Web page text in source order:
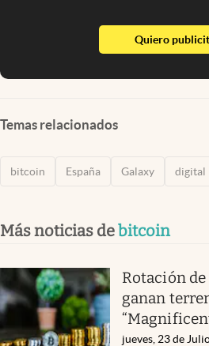
Quiero
Temas relacionados
bitcoin España Galaxy digital
Más noticias debitcoin
Rotación de
ganan
jueves, 23 de